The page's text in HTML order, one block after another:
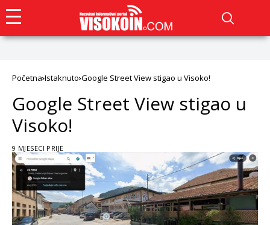
Početna Istaknuto Google Street View stigao u Visoko!
Google Street View stigao u
Visoko!
9 MJESECI PRIJE